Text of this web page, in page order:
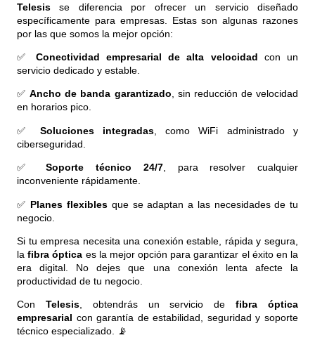
Telesis se diferencia por ofrecer un servicio diseñado
específicamente para empresas. Estas son algunas razones
por las que somos la mejor opción:
✅ Conectividad empresarial de alta velocidad con un
servicio dedicado y estable.
✅Ancho de banda garantizado, sin reducción de velocidad
en horarios pico.
✅ Soluciones integradas, como WiFi administrado y
ciberseguridad.
✅Soporte técnico 24/7, para resolver cualquier
inconveniente rápidamente.
✅ Planes flexibles que se adaptan a las necesidades de tu
negocio.
Si tu empresa necesita una conexión estable, rápida y segura,
lafibra óptica es la mejor opción para garantizar el éxito en la
era digital. No dejes que una conexión lenta afecte la
productividad de tu negocio.
Con Telesis, obtendrás un servicio defibra óptica
empresarial con garantía de estabilidad, seguridad y soporte
técnico especializado. 📡